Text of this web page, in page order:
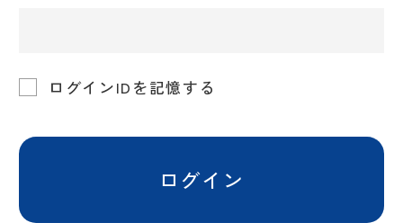
ログインIDを記憶する
ログイン